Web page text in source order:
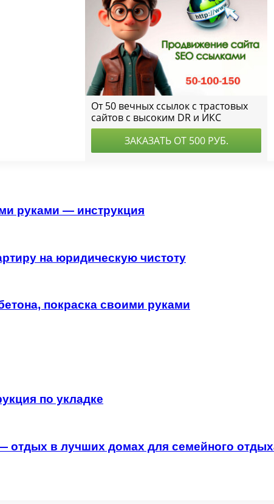
руками — инструкция
на юридическую чистоту
покраска своими руками
по укладке
отдых в лучших домах для семейного